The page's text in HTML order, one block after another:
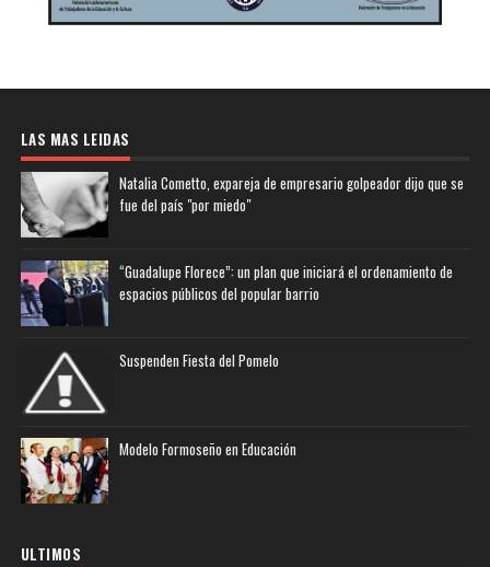
LAS MAS LEIDAS
Natalia Cometto, expareja de empresario golpeador dijo que se
fue del país "por miedo"
“Guadalupe Florece”: un plan que iniciará el ordenamiento de
espacios públicos del popular barrio
Suspenden Fiesta del Pomelo
Modelo Formoseño en Educación
ULTIMOS